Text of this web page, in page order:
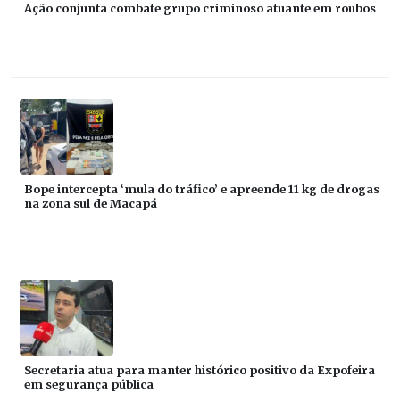
Ação conjunta combate grupo criminoso atuante em roubos
Bope intercepta ‘mula do tráfico’ e apreende 11 kg de drogas
na zona sul de Macapá
Secretaria atua para manter histórico positivo da Expofeira
em segurança pública